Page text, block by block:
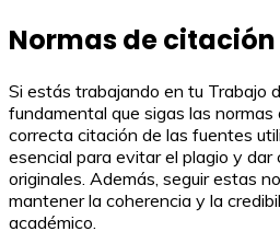
Normas de citación
Si estás trabajando en tu Trabajo
fundamental que sigas las
correcta citación de las fuentes
esencial para evitar el plagio y dar
originales. Además, seguir estas
mantener la coherencia y la
académico.